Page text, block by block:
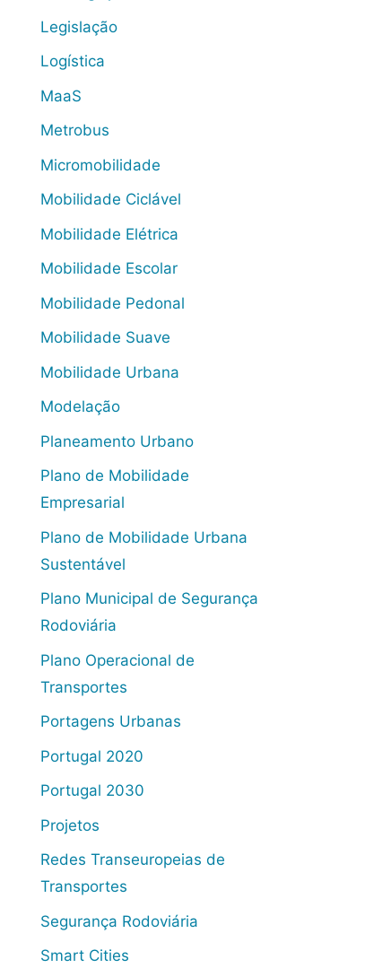
Legislação
Logística
MaaS
Metrobus
Micromobilidade
Mobilidade Ciclável
Mobilidade Elétrica
Mobilidade Escolar
Mobilidade Pedonal
Mobilidade Suave
Mobilidade Urbana
Modelação
Planeamento Urbano
Plano de Mobilidade
Empresarial
Plano de Mobilidade Urbana
Sustentável
Plano Municipal de Segurança
Rodoviária
Plano Operacional de
Transportes
Portagens Urbanas
Portugal 2020
Portugal 2030
Projetos
Redes Transeuropeias de
Transportes
Segurança Rodoviária
Smart Cities